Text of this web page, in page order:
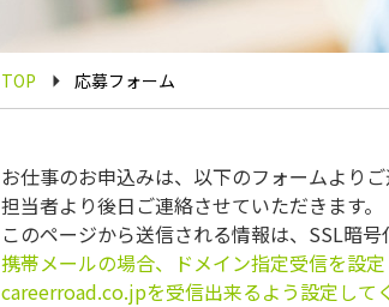
TOP 応募フォーム
お仕事のお申込みは、以下のフォームよりご
担当者より後日ご連絡させていただきます。
このページから送信される情報は、SSL暗
携帯メールの場合、ドメイン指定受信を設定
careerroad.co.jpを受信出来るよう設定して